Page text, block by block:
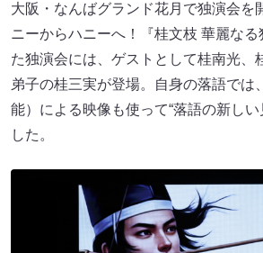
大阪・なんばグランド花月で独演会を
ニーからハニーへ！『桂文枝 華麗な
た独演会には、ゲストとして桂南光、
弟子の桂三実が登場。自身の落語では
能）による映像も使って“落語の新しい
した。